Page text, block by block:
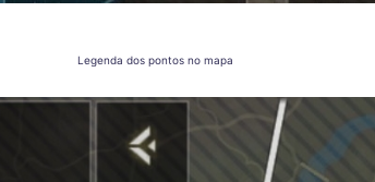
Legenda dos pontos no mapa